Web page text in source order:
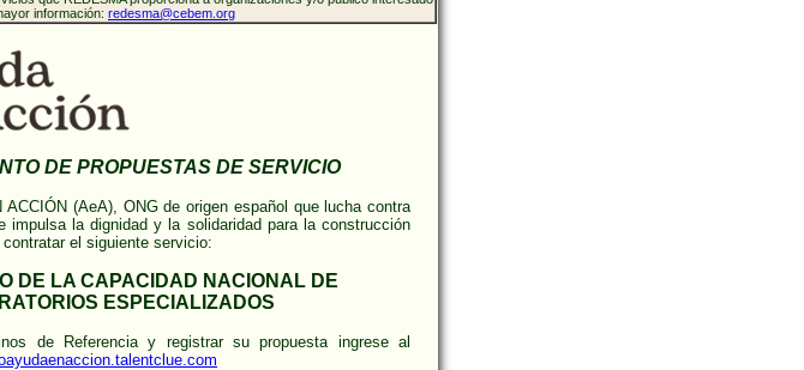
información: redesma@cebem.org
DE PROPUESTAS DE SERVICIO
ACCIÓN (AeA), ONG de origen español que lucha contra
impulsa la dignidad y la solidaridad para la construcción
el siguiente servicio:
DE LA CAPACIDAD NACIONAL DE
ESPECIALIZADOS
de Referencia y registrar su propuesta ingrese al